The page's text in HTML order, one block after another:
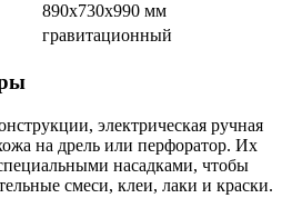
890х730х990 мм
гравитационный
электрическая ручная
на дрель или перфоратор. Их
насадками, чтобы
смеси, клеи, лаки и краски.